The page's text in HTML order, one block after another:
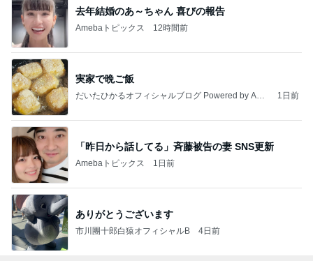
去年結婚のあ～ちゃん 喜びの報告
Amebaトピックス 12時間前
実家で晩ご飯
だいたひかるオフィシャルブログ Powered by Ame
1日前
「昨日から話してる」斉藤被告の妻 SNS更新
Amebaトピックス 1日前
ありがとうございます
市川團十郎白猿オフィシャルB 4日前